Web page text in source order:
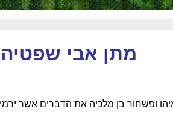
מתן אבי שפטיה